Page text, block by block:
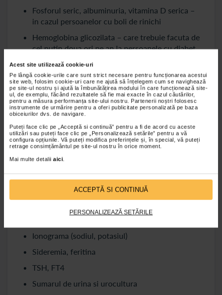
Acest site utilizează cookie-uri
Pe lângă cookie-urile care sunt strict necesare pentru funcționarea acestui
site web, folosim cookie-uri care ne ajută să înțelegem cum se navighează
pe site-ul nostru și ajută la îmbunătățirea modului în care funcționează site-
ul, de exemplu, făcând rezultatele să fie mai exacte în cazul căutărilor,
pentru a măsura performanța site-ului nostru. Partenerii noștri folosesc
instrumente de urmărire pentru a oferi publicitate personalizată pe baza
obiceiurilor dvs. de navigare.
Puteți face clic pe „Acceptă si continuă” pentru a fi de acord cu aceste
utilizări sau puteți face clic pe „Personalizează setările” pentru a vă
configura opțiunile. Vă puteți modifica preferințele și, în special, vă puteți
retrage consimțământul pe site-ul nostru în orice moment.
Mai multe detalii aici
ACCEPTĂ SI CONTINUĂ
PERSONALIZEAZĂ SETĂRILE
Fosforul seric, albuminuria, vitamina D serica –
in cazul persoanelor cu boli de rinichi
Hemoglobina glicozilata – care trebuie facuta de
cel putin doua ori pe an la persoanele cu diabet
Analize de sange anuale la persoanele cu
varsta peste 50 de ani
In randul celor peste 50 de ani, analizele anuale
includ:
Hemoleucograma
VSH-ul, proteina C reactiva (CRP)
Glicemia
Ureea si creatinina serica
Profilul lipidic
Ionograma (sodiul, potasiul)
Sideremia, feritina
TSH, FT4
Sumarul de urina si urocultura